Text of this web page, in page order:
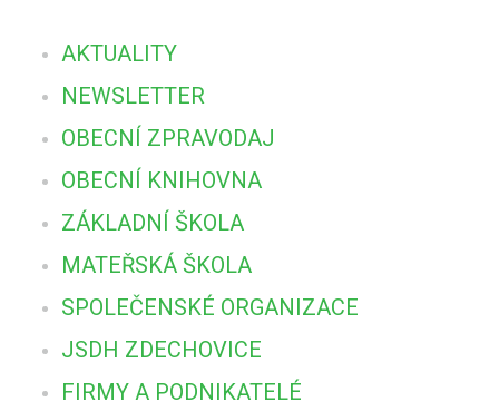
AKTUALITY
NEWSLETTER
OBECNÍ ZPRAVODAJ
OBECNÍ KNIHOVNA
ZÁKLADNÍ ŠKOLA
MATEŘSKÁ ŠKOLA
SPOLEČENSKÉ ORGANIZACE
JSDH ZDECHOVICE
FIRMY A PODNIKATELÉ